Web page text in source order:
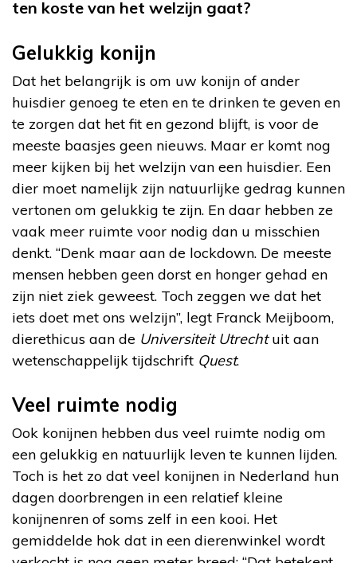
ten koste van het welzijn gaat?
Gelukkig konijn
Dat het belangrijk is om uw konijn of ander
huisdier genoeg te eten en te drinken te geven en
te zorgen dat het fit en gezond blijft, is voor de
meeste baasjes geen nieuws. Maar er komt nog
meer kijken bij het welzijn van een huisdier. Een
dier moet namelijk zijn natuurlijke gedrag kunnen
vertonen om gelukkig te zijn. En daar hebben ze
vaak meer ruimte voor nodig dan u misschien
denkt. “Denk maar aan de lockdown. De meeste
mensen hebben geen dorst en honger gehad en
zijn niet ziek geweest. Toch zeggen we dat het
iets doet met ons welzijn”, legt Franck Meijboom,
dierethicus aan de Universiteit Utrechtuit aan
wetenschappelijk tijdschrift Quest.
Veel ruimte nodig
Ook konijnen hebben dus veel ruimte nodig om
een gelukkig en natuurlijk leven te kunnen lijden.
Toch is het zo dat veel konijnen in Nederland hun
dagen doorbrengen in een relatief kleine
konijnenren of soms zelf in een kooi. Het
gemiddelde hok dat in een dierenwinkel wordt